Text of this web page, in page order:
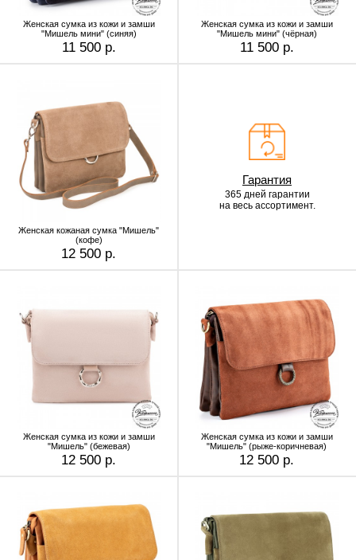
Женская сумка из кожи и замши
"Мишель мини" (синяя)
11 500 р.
Женская сумка из кожи и замши
"Мишель мини" (чёрная)
11 500 р.
Женская кожаная сумка "Мишель"
(кофе)
12 500 р.
Гарантия
365 дней гарантии
на весь ассортимент.
Женская сумка из кожи и замши
"Мишель" (бежевая)
12 500 р.
Женская сумка из кожи и замши
"Мишель" (рыже-коричневая)
12 500 р.